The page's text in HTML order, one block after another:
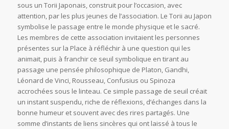
sous un Torii Japonais, construit pour l’occasion, avec
attention, par les plus jeunes de l’association. Le Torii au Japon
symbolise le passage entre le monde physique et le sacré.
Les membres de cette association invitaient les personnes
présentes sur la Place à réfléchir à une question qui les
animait, puis à franchir ce seuil symbolique en tirant au
passage une pensée philosophique de Platon, Gandhi,
Léonard de Vinci, Rousseau, Confusius ou Spinoza
accrochées sous le linteau. Ce simple passage de seuil créait
un instant suspendu, riche de réflexions, d’échanges dans la
bonne humeur et souvent avec des rires partagés. Une
somme d’instants de liens sincères qui ont laissé à tous le